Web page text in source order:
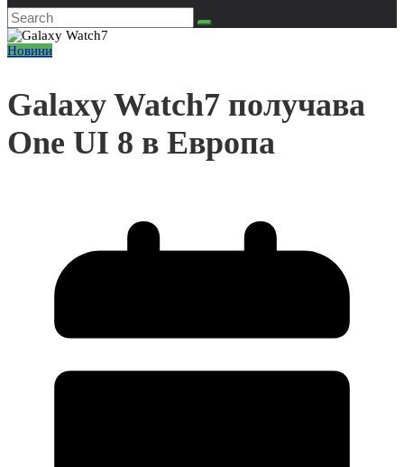
Новини
Galaxy Watch7 получава
One UI 8 в Европа